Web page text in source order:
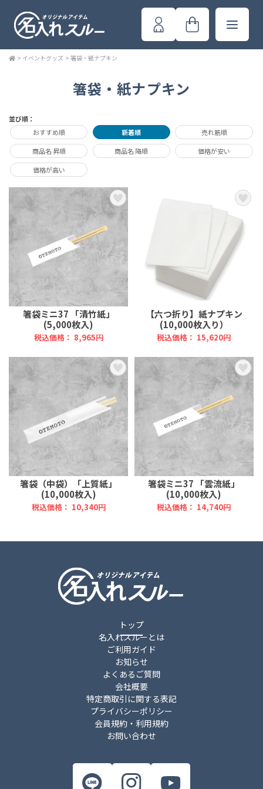
> イベントグッズ > 箸袋・紙ナプキン
箸袋・紙ナプキン
並び順：
おすすめ順
新着順 売れ筋順
商品名 昇順 商品名 降順 価格が安い
価格が高い
箸袋ミニ37 「清竹紙」
(5,000枚入)
税込価格： 8,965円
【六つ折り】紙ナプキン
(10,000枚入り）
税込価格： 15,620円
箸袋（中袋）「上質紙」
(10,000枚入)
税込価格： 10,340円
箸袋ミニ37 「雲流紙」
(10,000枚入)
税込価格： 14,740円
トップ
名入れスルーとは
ご利用ガイド
お知らせ
よくあるご質問
会社概要
特定商取引に関する表記
プライバシーポリシー
会員規約・利用規約
お問い合わせ